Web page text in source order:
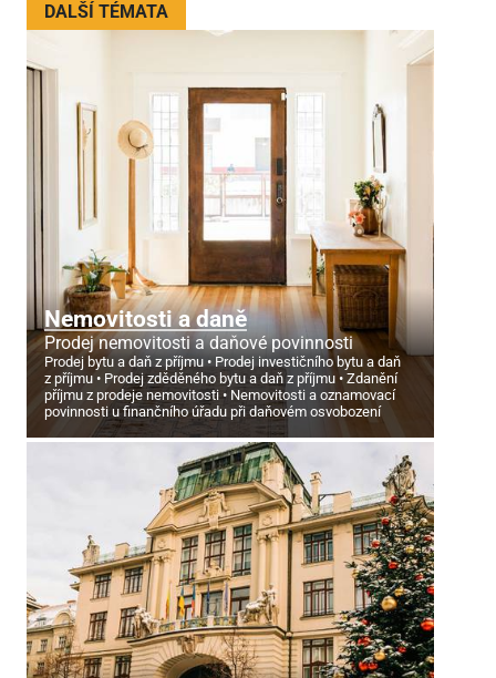
DALŠÍ TÉMATA
Nemovitosti a daně
Prodej nemovitosti a daňové povinnosti
Prodej bytu a daň z příjmu
Prodej investičního bytu a daň
z příjmu
Prodej zděděného bytu a daň z příjmu
Zdanění
příjmu z prodeje nemovitosti
Nemovitosti a oznamovací
povinnosti u finančního úřadu při daňovém osvobození